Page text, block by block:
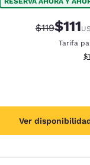
Precio
$119Precio
$111
Tarifa
Ver